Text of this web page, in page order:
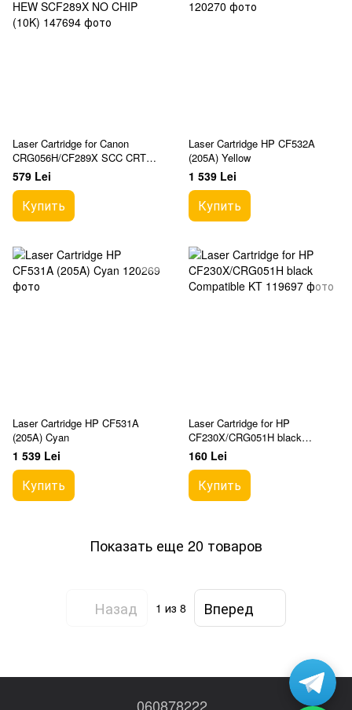
Laser Cartridge for Canon
CRG056H/CF289X SCC CRT
HEW SCF289X NO CHIP (10K)
579 Lei
Купить
Laser Cartridge HP CF532A
(205A) Yellow
1 539 Lei
Купить
Laser Cartridge HP CF531A
(205A) Cyan
1 539 Lei
Купить
Laser Cartridge for HP
CF230X/CRG051H black
Compatible KT
160 Lei
Купить
Показать еще 20 товаров
Назад 1 из 8 Вперед
060878222